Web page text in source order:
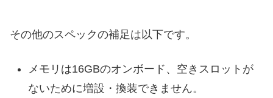
その他のスペックの補足は以下です。
メモリは16GBのオンボード、空きスロットが
ないために増設・換装できません。